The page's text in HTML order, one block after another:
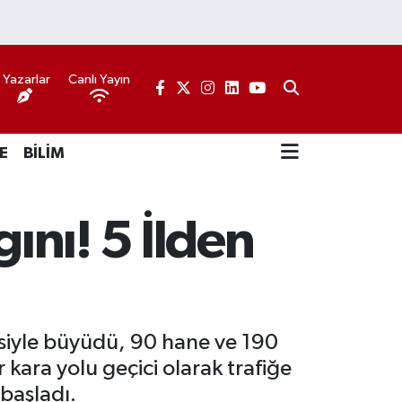
Yazarlar Canlı Yayın
BİLİM
5 İlden
büyüdü, 90 hane ve 190
kara yolu geçici olarak trafiğe